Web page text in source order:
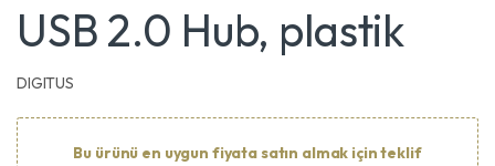
USB 2.0 Hub, plastik
DIGITUS
Bu ürünü en uygun fiyata satın almak için teklif